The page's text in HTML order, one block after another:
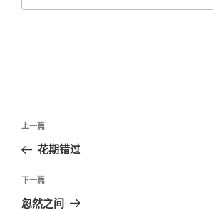
文
导
航
上
一
文
章
上一篇
花期错过
下
一
下一篇
忽然之间